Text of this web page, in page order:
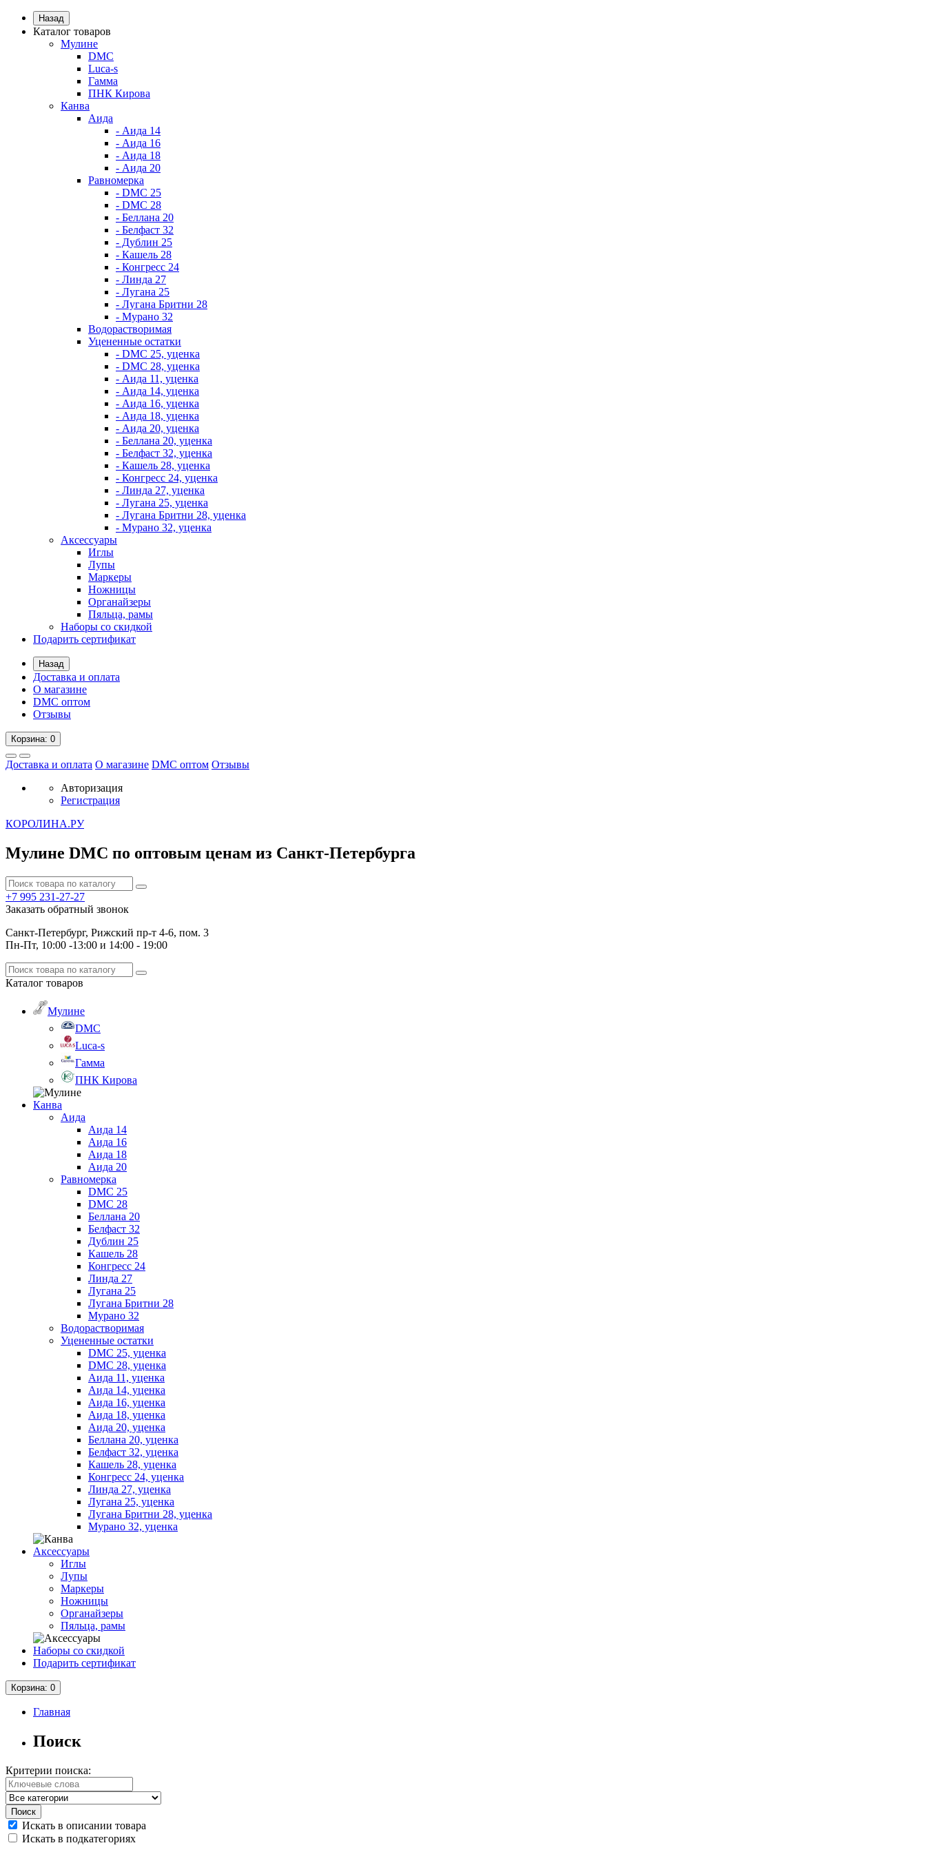
Назад
Каталог товаров
Мулине
DMC
Luca-s
Гамма
ПНК Кирова
Канва
Аида
- Аида 14
- Аида 16
- Аида 18
- Аида 20
Равномерка
- DMC 25
- DMC 28
- Беллана 20
- Белфаст 32
- Дублин 25
- Кашель 28
- Конгресс 24
- Линда 27
- Лугана 25
- Лугана Бритни 28
- Мурано 32
Водорастворимая
Уцененные остатки
- DMC 25, уценка
- DMC 28, уценка
- Аида 11, уценка
- Аида 14, уценка
- Аида 16, уценка
- Аида 18, уценка
- Аида 20, уценка
- Беллана 20, уценка
- Белфаст 32, уценка
- Кашель 28, уценка
- Конгресс 24, уценка
- Линда 27, уценка
- Лугана 25, уценка
- Лугана Бритни 28, уценка
- Мурано 32, уценка
Аксессуары
Иглы
Лупы
Маркеры
Ножницы
Органайзеры
Пяльца, рамы
Наборы со скидкой
Подарить сертификат
Назад
Доставка и оплата
О магазине
DMC оптом
Отзывы
Корзина: 0
Доставка и оплата О магазине DMC оптом Отзывы
Авторизация
Регистрация
КОРОЛИНА.РУ
Мулине DMC по оптовым ценам из Санкт-Петербурга
+7 995 231-27-27
Заказать обратный звонок
Санкт-Петербург, Рижский пр-т 4-6, пом. 3
Пн-Пт, 10:00 -13:00 и 14:00 - 19:00
Каталог товаров
Мулине
DMC
Luca-s
Гамма
ПНК Кирова
Канва
Аида
Аида 14
Аида 16
Аида 18
Аида 20
Равномерка
DMC 25
DMC 28
Беллана 20
Белфаст 32
Дублин 25
Кашель 28
Конгресс 24
Линда 27
Лугана 25
Лугана Бритни 28
Мурано 32
Водорастворимая
Уцененные остатки
DMC 25, уценка
DMC 28, уценка
Аида 11, уценка
Аида 14, уценка
Аида 16, уценка
Аида 18, уценка
Аида 20, уценка
Беллана 20, уценка
Белфаст 32, уценка
Кашель 28, уценка
Конгресс 24, уценка
Линда 27, уценка
Лугана 25, уценка
Лугана Бритни 28, уценка
Мурано 32, уценка
Аксессуары
Иглы
Лупы
Маркеры
Ножницы
Органайзеры
Пяльца, рамы
Наборы со скидкой
Подарить сертификат
Корзина: 0
Главная
Поиск
Критерии поиска:
Искать в описании товара
Искать в подкатегориях